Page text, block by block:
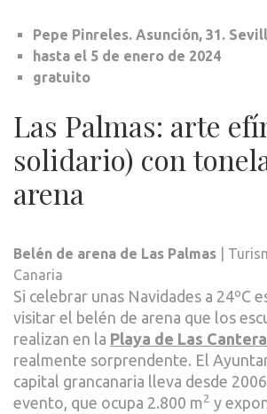
Pepe Pinreles. Asunción, 31.
hasta el 5 de enero de 2024
gratuito
Las Palmas: arte
solidario) con
arena
Belén de arena de Las Palmas |
Canaria
Si celebrar unas Navidades a 24ºC
visitar el belén de arena que los
realizan en la Playa de Las
realmente sorprendente. El
capital grancanaria lleva desde
evento, que ocupa 2.800 m2 y